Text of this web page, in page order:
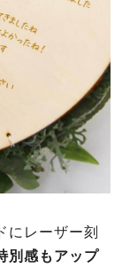
にレーザー刻
別感もアップ